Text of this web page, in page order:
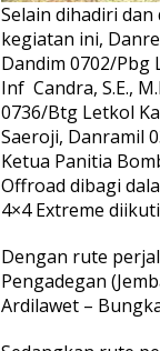
Selain dihadiri
kegiatan ini,
Dandim 0702/Pbg
Inf Candra, S.E.,
0736/Btg Letkol
Saeroji, Danramil
Ketua Panitia
Offroad dibagi
4×4 Extreme
Dengan rute
Pengadegan
Ardilawet –